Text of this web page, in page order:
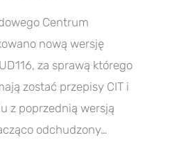
Centrum
nową wersję
za sprawą którego
zostać przepisy CIT i
z poprzednią wersją
odchudzony…